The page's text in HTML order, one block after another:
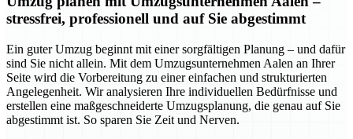
stressfrei, professionell und auf Sie abgestimmt
Ein guter Umzug beginnt mit einer sorgfältigen Planung – und dafür
sind Sie nicht allein. Mit dem Umzugsunternehmen Aalen an Ihrer
Seite wird die Vorbereitung zu einer einfachen und strukturierten
Angelegenheit. Wir analysieren Ihre individuellen Bedürfnisse und
erstellen eine maßgeschneiderte Umzugsplanung, die genau auf Sie
abgestimmt ist. So sparen Sie Zeit und Nerven.